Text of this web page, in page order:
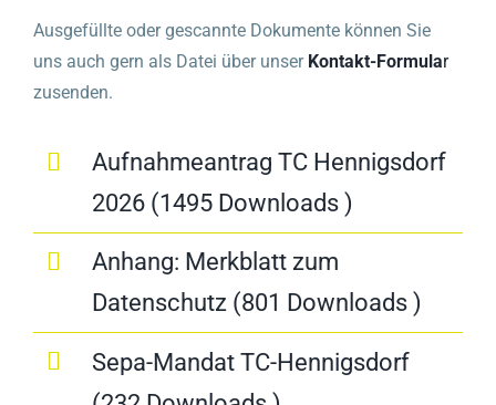
Ausgefüllte oder gescannte Dokumente können Sie
uns auch gern als Datei über unser Kontakt-Formular
zusenden.
Aufnahmeantrag TC Hennigsdorf
2026 (1495 Downloads )
Anhang: Merkblatt zum
Datenschutz (801 Downloads )
Sepa-Mandat TC-Hennigsdorf